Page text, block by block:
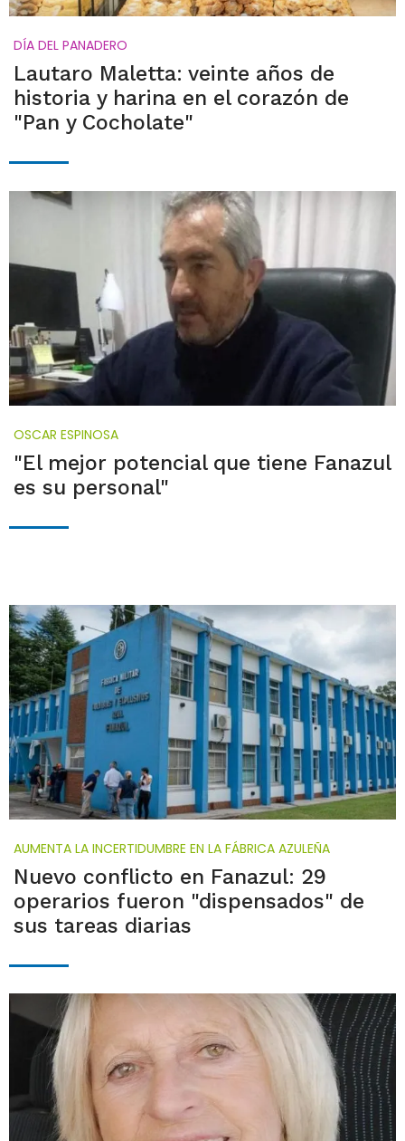
DÍA DEL PANADERO
Lautaro Maletta: veinte años de
historia y harina en el corazón de
"Pan y Cocholate"
OSCAR ESPINOSA
"El mejor potencial que tiene Fanazul
es su personal"
AUMENTA LA INCERTIDUMBRE EN LA FÁBRICA AZULEÑA
Nuevo conflicto en Fanazul: 29
operarios fueron "dispensados" de
sus tareas diarias